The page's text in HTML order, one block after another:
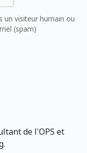
un visiteur humain ou
(spam)
de l'OPS et